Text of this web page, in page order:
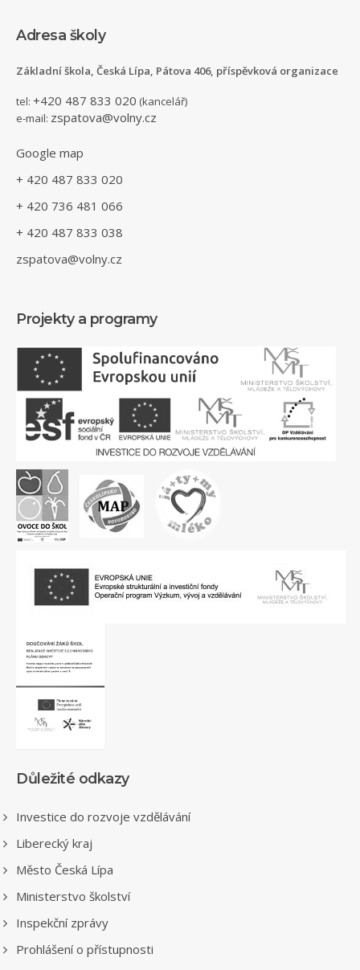
Adresa školy
Základní škola, Česká Lípa, Pátova 406, příspěvková organizace
tel: +420 487 833 020 (kancelář)
e-mail: zspatova@volny.cz
Google map
+ 420 487 833 020
+ 420 736 481 066
+ 420 487 833 038
zspatova@volny.cz
Projekty a programy
Důležité odkazy
Investice do rozvoje vzdělávání
Liberecký kraj
Město Česká Lípa
Ministerstvo školství
Inspekční zprávy
Prohlášení o přístupnosti